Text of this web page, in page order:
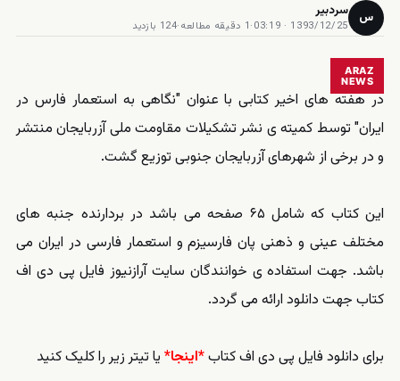
س سردبیر
1393/12/25 · 03:19
·1 دقیقه مطالعه ·124 بازدید
ARAZ
NEWS
در هفته های اخیر کتابی با عنوان "نگاهی به استعمار فارس در
ایران" توسط کمیته ی نشر تشکیلات مقاومت ملی آزربایجان منتشر
و در برخی از شهرهای آزربایجان جنوبی توزیع گشت.
این کتاب که شامل ۶۵ صفحه می باشد در بردارنده جنبه های
مختلف عینی و ذهنی پان فارسیزم و استعمار فارسی در ایران می
باشد. جهت استفاده ی خوانندگان سایت آرازنیوز فایل پی دی اف
کتاب جهت دانلود ارائه می گردد.
برای دانلود فایل پی دی اف کتاب*اینجا* یا تیتر زیر را کلیک کنید